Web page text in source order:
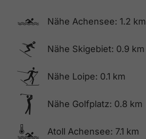
🅐 Nähe Achensee: 1.2 km
🅆 Nähe Skigebiet: 0.9 km
🅇 Nähe Loipe: 0.1 km
🅢 Nähe Golfplatz: 0.8 km
Atoll Achensee: 7.1 km